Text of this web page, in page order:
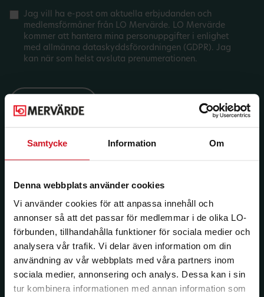
Samtycke Information Om
Denna webbplats använder cookies
Vi använder cookies för att anpassa innehåll och
annonser så att det passar för medlemmar i de olika LO-
förbunden, tillhandahålla funktioner för sociala medier och
analysera vår trafik. Vi delar även information om din
användning av vår webbplats med våra partners inom
sociala medier, annonsering och analys. Dessa kan i sin
tur kombinera informationen med annan information som
Jag vill ha e-post om aktuella erbjudanden och
medlemsförmåner från LO Mervärde. LO Mervärde
kommer att hantera mina personuppgifter i enlighet
med allmänna dataskyddsförordningen (GDPR). Jag
kan när som helst avsluta prenumerationen.